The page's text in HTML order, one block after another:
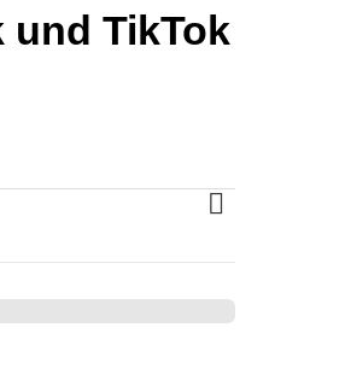
und TikTok